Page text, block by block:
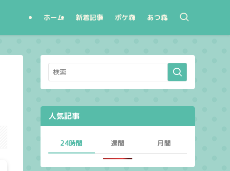
ホーム 新着記事 ポケ森 あつ森
人気記事
24時間 週間 月間